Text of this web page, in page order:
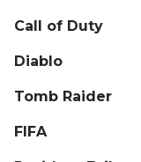
Call of Duty
Diablo
Tomb Raider
FIFA